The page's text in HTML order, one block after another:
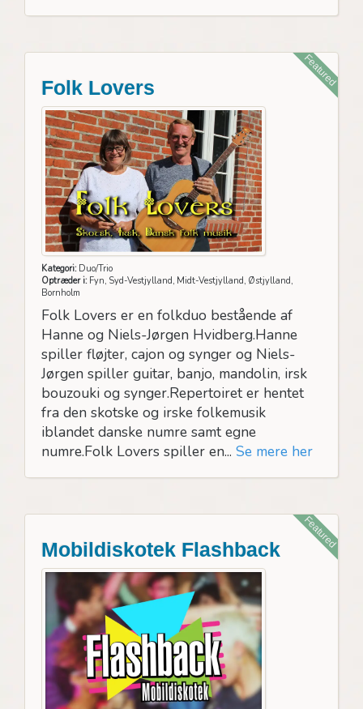
Featured
Folk Lovers
Kategori:Duo/Trio
Optræder i:Fyn, Syd-Vestjylland, Midt-Vestjylland, Østjylland,
Bornholm
Folk Lovers er en folkduo bestående af
Hanne og Niels-Jørgen Hvidberg.Hanne
spiller fløjter, cajon og synger og Niels-
Jørgen spiller guitar, banjo, mandolin, irsk
bouzouki og synger.Repertoiret er hentet
fra den skotske og irske folkemusik
iblandet danske numre samt egne
numre.Folk Lovers spiller en... Se mere her
Featured
Mobildiskotek Flashback